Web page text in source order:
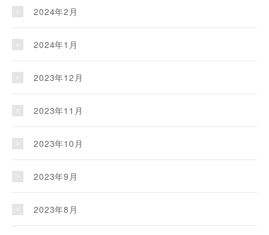
2024年2月
2024年1月
2023年12月
2023年11月
2023年10月
2023年9月
2023年8月